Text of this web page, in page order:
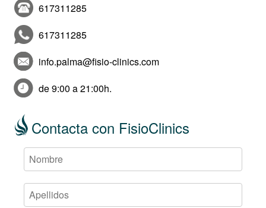
617311285
617311285
info.palma@fisio-clinics.com
de 9:00 a 21:00h.
Contacta con FisioClinics